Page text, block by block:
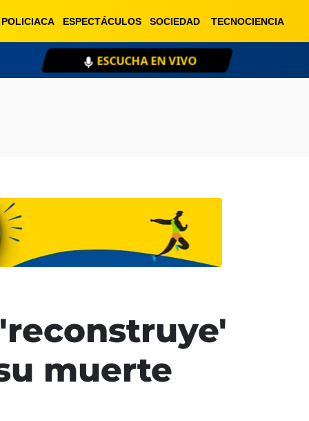
POLICIACA ESPECTÁCULOS SOCIEDAD TECNOCIENCIA
ESCUCHA EN VIVO
muerte